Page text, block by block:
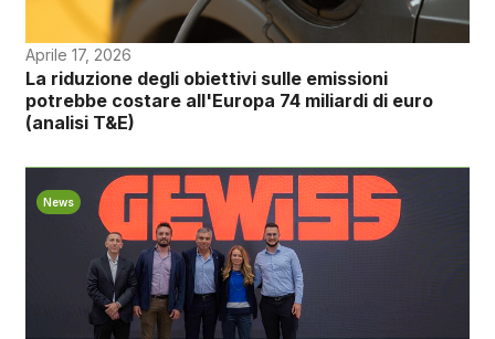
Aprile 17, 2026
La riduzione degli obiettivi sulle emissioni
potrebbe costare all'Europa 74 miliardi di euro
(analisi T&E)
News